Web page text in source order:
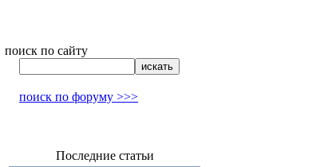
поиск по сайту
поиск по форуму >>>
Последние статьи